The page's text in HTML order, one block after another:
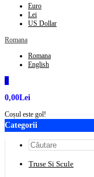
Euro
Lei
US Dollar
Romana
Romana
English
0
0,00Lei
Coșul este gol!
Categorii
Truse Si Scule